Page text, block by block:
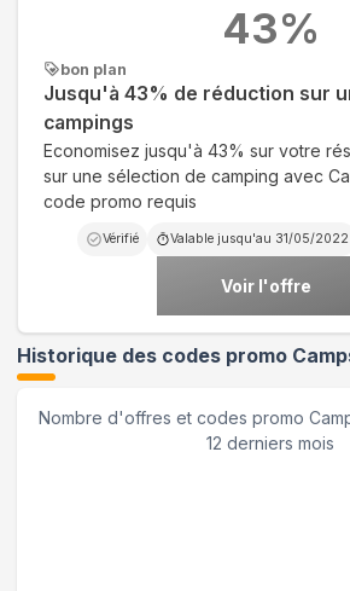
bon plan
Jusqu'à 43% de réduction sur
campings
Economisez jusqu'à 43% sur votre
sur une sélection de camping avec
code promo requis
Vérifié Valable jusqu'au 31/05/2022
Voir l'offre
43%
Historique des codes promo
Nombre d'offres et codes promo
12 derniers mois